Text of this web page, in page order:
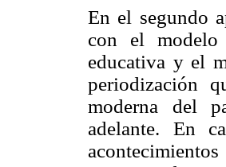
En el segundo
con el
educativa y el
periodización
moderna del
adelante. En